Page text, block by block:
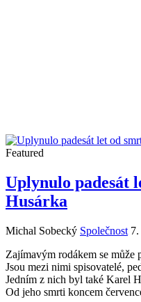
Featured
Uplynulo padesát
Husárka
Michal Sobecký Společnost
Zajímavým rodákem se může
Jsou mezi nimi spisovatelé,
Jedním z nich byl také Karel
Od jeho smrti koncem